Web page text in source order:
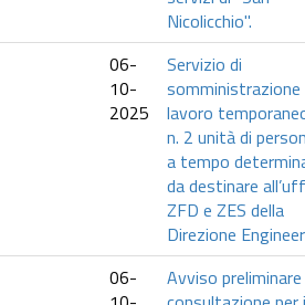
Nicolicchio".
06-
10-
2025
Servizio di
somministrazione
lavoro
n. 2 unità di
a tempo
da destinare
ZFD e ZES della
Direzione
06-
Avviso